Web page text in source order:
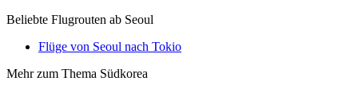
Beliebte Flugrouten ab Seoul
Flüge von Seoul nach Tokio
Mehr zum Thema Südkorea